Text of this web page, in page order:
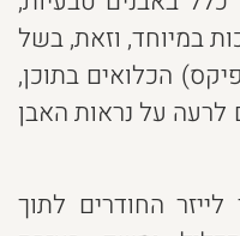
במיוחד, וזאת, בשל
הכלואים בתוכן,
לרעה על נראות האבן
החודרים לתוך